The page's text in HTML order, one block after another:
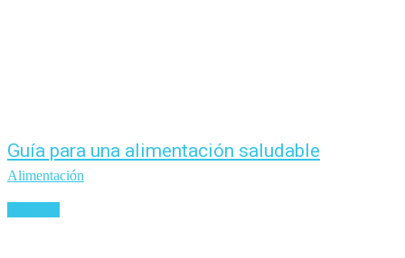
Guía para una alimentación saludable
Alimentación